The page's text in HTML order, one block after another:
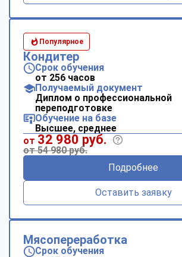
Популярное
Кондитер
Срок обучения
от 256 часов
Получаемый документ
Диплом о профессиональной
переподготовке
Обучение на базе
Высшее, среднее
от 32 980 руб.
от 54 980 руб.
Подробнее
Оставить заявку
Мясопереработка
Срок обучения